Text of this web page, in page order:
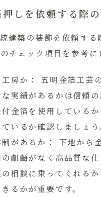
しを依頼する際
建築の装飾を依頼す
チェック項目を参考に
房か：
五明金箔工芸
実績があるかは信頼の
金箔を使用しているか
いるか確認しましょう
があるか：
下地から
齟齬がなく高品質な仕
相談に乗ってくれるか
るかが重要です。